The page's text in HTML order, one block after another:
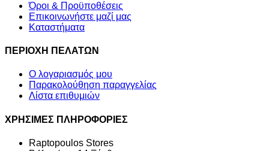
Όροι & Προϋποθέσεις
Επικοινωνήστε μαζί μας
Καταστήματα
ΠΕΡΙΟΧΗ ΠΕΛΑΤΩΝ
Ο λογαριασμός μου
Παρακολούθηση παραγγελίας
Λίστα επιθυμιών
ΧΡΗΣΙΜΕΣ ΠΛΗΡΟΦΟΡΙΕΣ
Raptopoulos Stores